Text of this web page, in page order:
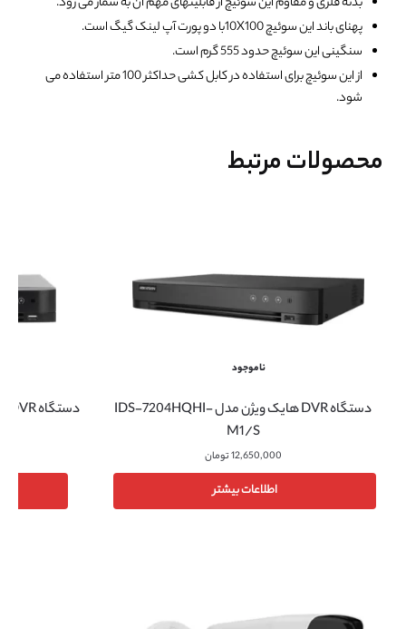
پهنای باند این سوئیچ 10X100با دو پورت آپ لینک گیگ است.
سنگینی این سوئیچ حدود 555 گرم است.
از این سوئیچ برای استفاده در کابل کشی حداکثر 100 متر استفاده می
شود.
محصولات مرتبط
ناموجود
دستگاه DVR هایک ویژن مدل IDS-7204HQHI-
M1/S
12,650,000تومان
اطلاعات بیشتر
دستگاه DVR هایک ویژن مدل iDS-7216HUHI-M2/S